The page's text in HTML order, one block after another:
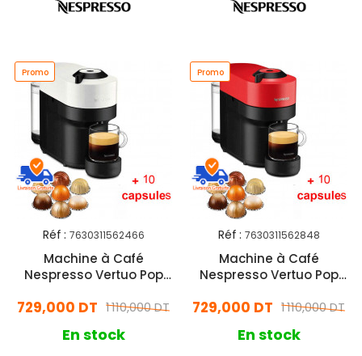
Promo
Réf : 7630311562466
Machine à Café
Nespresso Vertuo Pop
1 110,000 DT
729,000 DT
En stock
Promo
Réf : 7630311562848
Machine à Café
Nespresso Vertuo Pop
1 110,000 DT
729,000 DT
En stock